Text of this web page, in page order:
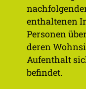
bares Recht
Prospekt
enthaltenen
Personen
deren
Aufenthalt
befindet.